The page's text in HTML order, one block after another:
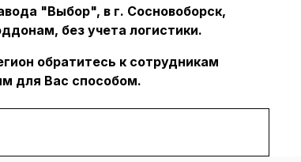
"Выбор", в г. Сосновоборск,
без учета логистики.
обратитесь к сотрудникам
для Вас способом.